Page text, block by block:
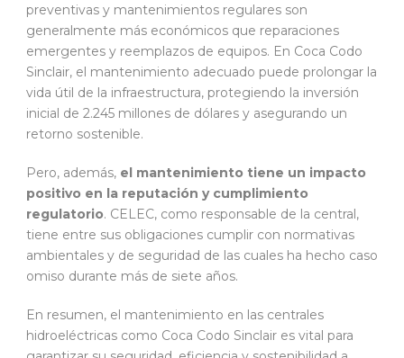
preventivas y mantenimientos regulares son
generalmente más económicos que reparaciones
emergentes y reemplazos de equipos. En Coca Codo
Sinclair, el mantenimiento adecuado puede prolongar la
vida útil de la infraestructura, protegiendo la inversión
inicial de 2.245 millones de dólares y asegurando un
retorno sostenible.
Pero, además, el mantenimiento tiene un impacto
positivo en la reputación y cumplimiento
regulatorio. CELEC, como responsable de la central,
tiene entre sus obligaciones cumplir con normativas
ambientales y de seguridad de las cuales ha hecho caso
omiso durante más de siete años.
En resumen, el mantenimiento en las centrales
hidroeléctricas como Coca Codo Sinclair es vital para